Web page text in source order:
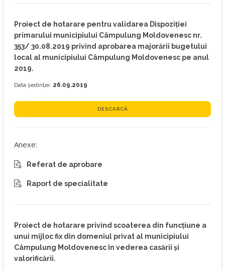
Proiect de hotarare pentru validarea Dispoziției
primarului municipiului Câmpulung Moldovenesc nr.
353/ 30.08.2019 privind aprobarea majorării bugetului
local al municipiului Câmpulung Moldovenesc pe anul
2019.
Data ședinței: 26.09.2019
DESCARCĂ
Anexe:
Referat de aprobare
Raport de specialitate
Proiect de hotarare privind scoaterea din funcțiune a
unui mijloc fix din domeniul privat al municipiului
Câmpulung Moldovenesc în vederea casării și
valorificării.